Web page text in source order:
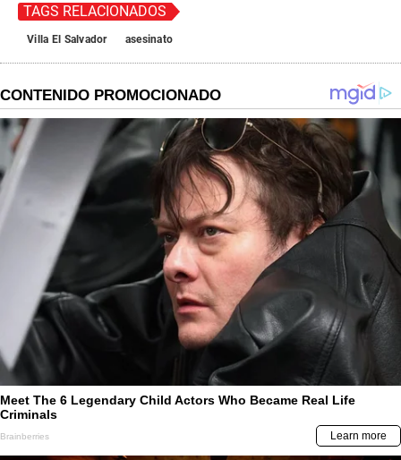
TAGS RELACIONADOS
Villa El Salvador asesinato